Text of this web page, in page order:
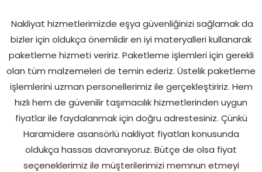
Nakliyat hizmetlerimizde eşya güvenliğinizi sağlamak da
bizler için oldukça önemlidir en iyi materyalleri kullanarak
paketleme hizmeti veririz. Paketleme işlemleri için gerekli
olan tüm malzemeleri de temin ederiz. Üstelik paketleme
işlemlerini uzman personellerimiz ile gerçekleştiririz. Hem
hızlı hem de güvenilir taşımacılık hizmetlerinden uygun
fiyatlar ile faydalanmak için doğru adrestesiniz. Çünkü
Haramidere asansörlü nakliyat fiyatları konusunda
oldukça hassas davranıyoruz. Bütçe de olsa fiyat
seçeneklerimiz ile müşterilerimizi memnun etmeyi